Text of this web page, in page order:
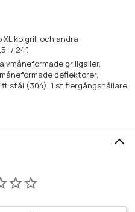
XL kolgrill och andra
/ 24".
grillgaller,
deflektorer,
stål (304), 1 st flergångshållare,